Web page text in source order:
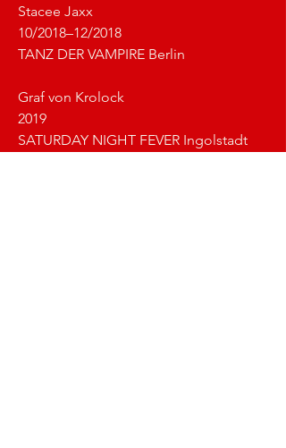
Stacee Jaxx
10/2018–12/2018
TANZ DER VAMPIRE Berlin
Graf von Krolock
2019
SATURDAY NIGHT FEVER Ingolstadt